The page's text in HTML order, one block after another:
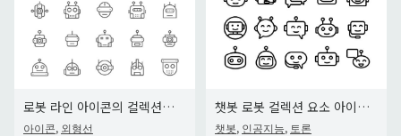
로봇 라인 아이콘의 컬렉션입니다. 48x48 픽셀 완벽한. 편집 가능한 스트로크
아이콘, 외형선
챗봇 로봇 컬렉션 요소 아이콘 세트 벡터
챗봇, 인공지능, 토론